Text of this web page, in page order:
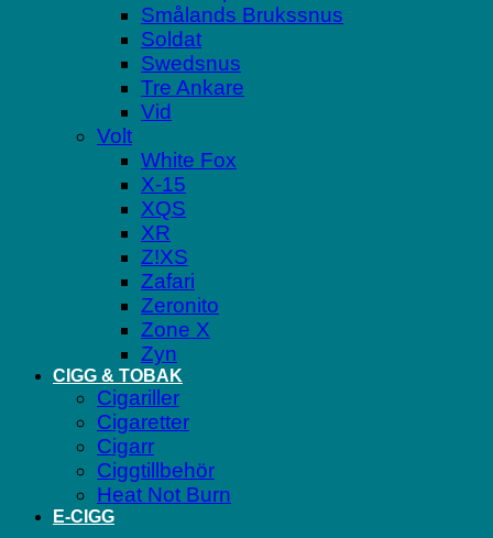
Smålands Brukssnus
Soldat
Swedsnus
Tre Ankare
Vid
Volt
White Fox
X-15
XQS
XR
Z!XS
Zafari
Zeronito
Zone X
Zyn
CIGG & TOBAK
Cigariller
Cigaretter
Cigarr
Ciggtillbehör
Heat Not Burn
E-CIGG